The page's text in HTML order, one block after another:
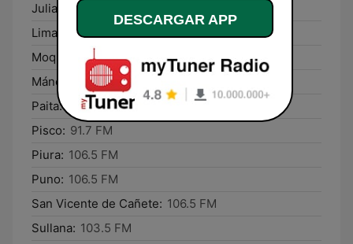
Juliaca:
91.7 FM
Lima:
97.3 FM
Moquegua: 91.7 FM
Máncora:
89.1 FM
Paita:
101.5 FM
Pisco: 91.7 FM
Piura: 106.5 FM
Puno: 106.5 FM
San Vicente de Cañete: 106.5 FM
Sullana: 103.5 FM
DESCARGAR APP